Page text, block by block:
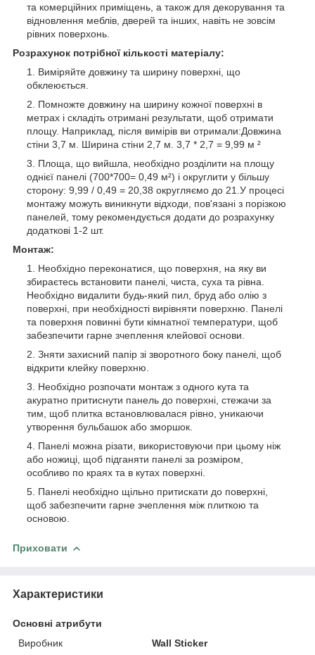
та комерційних приміщень, а також для декорування та
відновлення меблів, дверей та інших, навіть не зовсім
рівних поверхонь.
Розрахунок потрібної кількості матеріалу:
Виміряйте довжину та ширину поверхні, що
обклеюється.
Помножте довжину на ширину кожної поверхні в
метрах і складіть отримані результати, щоб отримати
площу. Наприклад, після вимірів ви отримали:Довжина
стіни 3,7 м. Ширина стіни 2,7 м. 3,7 * 2,7 = 9,99 м ²
Площа, що вийшла, необхідно розділити на площу
однієї панелі (700*700= 0,49 м²) і округлити у більшу
сторону: 9,99 / 0,49 = 20,38 округляємо до 21.У процесі
монтажу можуть виникнути відходи, пов'язані з порізкою
панелей, тому рекомендується додати до розрахунку
додаткові 1-2 шт.
Монтаж:
Необхідно переконатися, що поверхня, на яку ви
збираєтесь встановити панелі, чиста, суха та рівна.
Необхідно видалити будь-який пил, бруд або олію з
поверхні, при необхідності вирівняти поверхню. Панелі
та поверхня повинні бути кімнатної температури, щоб
забезпечити гарне зчеплення клейової основи.
Зняти захисний папір зі зворотного боку панелі, щоб
відкрити клейку поверхню.
Необхідно розпочати монтаж з одного кута та
акуратно притиснути панель до поверхні, стежачи за
тим, щоб плитка встановлювалася рівно, уникаючи
утворення бульбашок або зморшок.
Панелі можна різати, використовуючи при цьому ніж
або ножиці, щоб підганяти панелі за розміром,
особливо по краях та в кутах поверхні.
Панелі необхідно щільно притискати до поверхні,
щоб забезпечити гарне зчеплення між плиткою та
основою.
Приховати
Характеристики
Основні атрибути
Виробник
Wall Sticker